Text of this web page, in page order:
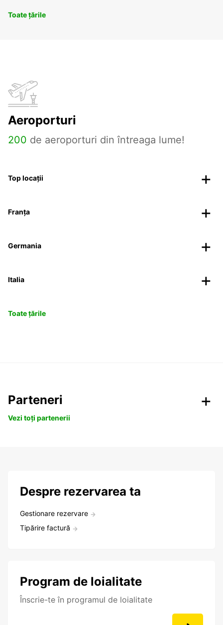
Toate țările
Aeroporturi
200 de aeroporturi din întreaga lume!
Top locații
Franța
Germania
Italia
Toate țările
Parteneri
Vezi toți partenerii
Despre rezervarea ta
Gestionare rezervare
Tipărire factură
Program de loialitate
Înscrie-te în programul de loialitate